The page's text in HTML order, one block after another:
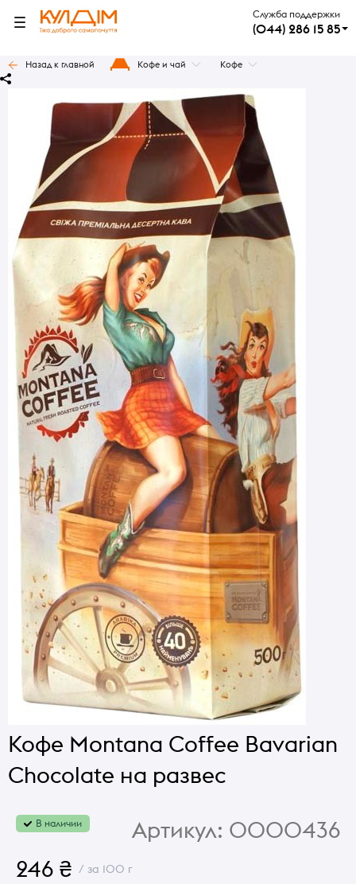
Служба поддержки
(044) 286 15 85
Назад к главной Кофе и чай Кофе
Кофе Montana Coffee Bavarian
Chocolate на развес
В наличии Артикул: 0000436
246 ₴ / за 100 г